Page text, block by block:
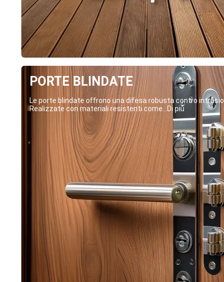
PORTE BLINDATE
Le porte blindate offrono una difesa robusta contro
Realizzate con materiali resistenti come...Di più